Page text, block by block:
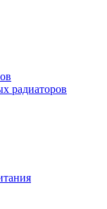
радиаторов